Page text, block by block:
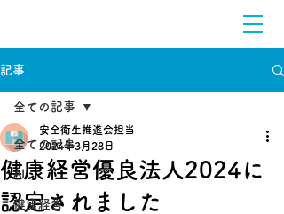
記事
全ての記事
AI
健康経営
全ての記事
健康経営優良法人2024に
認定されました
安全衛生推進会担当
2024年3月28日